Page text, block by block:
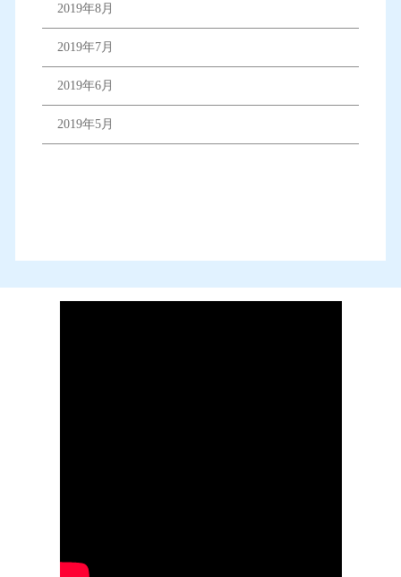
2019年8月
2019年7月
2019年6月
2019年5月